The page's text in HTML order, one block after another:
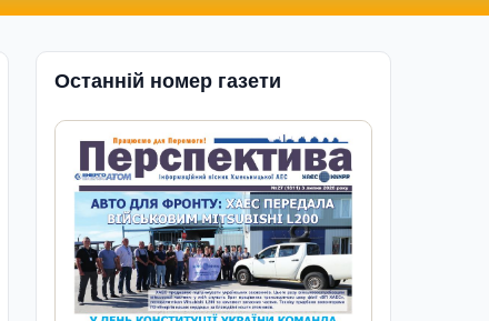
Останній номер газети